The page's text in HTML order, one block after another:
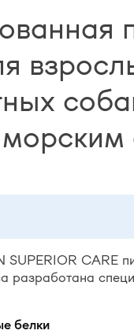
SUPERIOR CARE
разработана
белки